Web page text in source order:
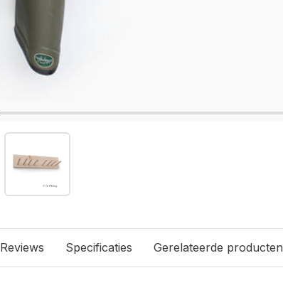
Reviews Specificaties Gerelateerde producten